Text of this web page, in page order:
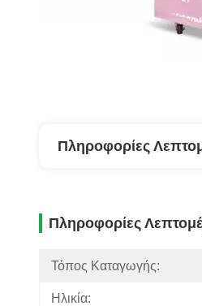
Πληροφορίες
Πληροφορίες
Τόπος Καταγωγής:
Ηλικία: